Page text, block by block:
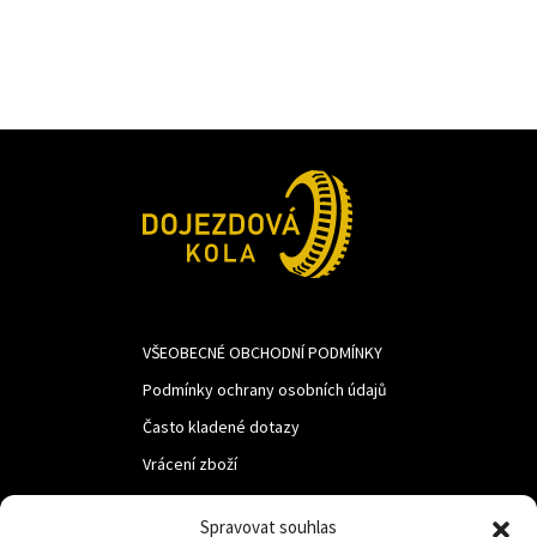
Spravovat souhlas
VŠEOBECNÉ OBCHODNÍ PODMÍNKY
Podmínky ochrany osobních údajů
Často kladené dotazy
Vrácení zboží